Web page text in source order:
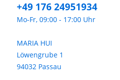
+49 176 24951934
Mo-Fr, 09:00 - 17:00 Uhr
MARIA HUI
Löwengrube 1
94032 Passau